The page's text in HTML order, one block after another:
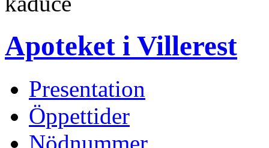
Apoteket i Villerest
Presentation
Öppettider
Nödnummer